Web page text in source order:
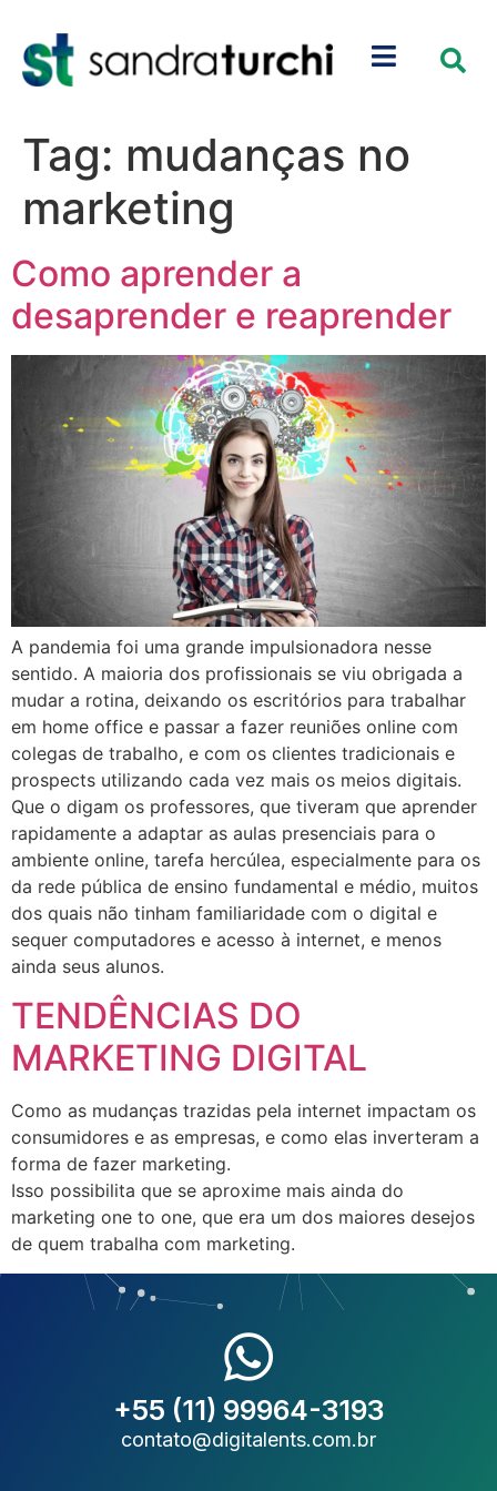
Tag: mudanças no
marketing
Como aprender a
desaprender e reaprender
A pandemia foi uma grande impulsionadora nesse
sentido. A maioria dos profissionais se viu obrigada a
mudar a rotina, deixando os escritórios para trabalhar
em home office e passar a fazer reuniões online com
colegas de trabalho, e com os clientes tradicionais e
prospects utilizando cada vez mais os meios digitais.
Que o digam os professores, que tiveram que aprender
rapidamente a adaptar as aulas presenciais para o
ambiente online, tarefa hercúlea, especialmente para os
da rede pública de ensino fundamental e médio, muitos
dos quais não tinham familiaridade com o digital e
sequer computadores e acesso à internet, e menos
ainda seus alunos.
TENDÊNCIAS DO
MARKETING DIGITAL
Como as mudanças trazidas pela internet impactam os
consumidores e as empresas, e como elas inverteram a
forma de fazer marketing.
Isso possibilita que se aproxime mais ainda do
marketing one to one, que era um dos maiores desejos
de quem trabalha com marketing.
+55 (11) 99964-3193
contato@digitalents.com.br